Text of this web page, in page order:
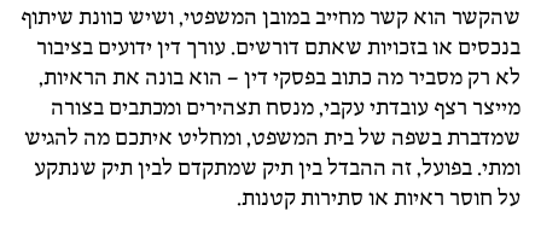
שהקשר הוא קשר מחייב במובן המשפטי, ושיש כוונת שיתוף
בנכסים או בזכויות שאתם דורשים. עורך דין ידועים בציבור
לא רק מסביר מה כתוב בפסקי דין – הוא בונה את הראיות,
מייצר רצף עובדתי עקבי, מנסח תצהירים ומכתבים בצורה
שמדברת בשפה של בית המשפט, ומחליט איתכם מה להגיש
ומתי. בפועל, זה ההבדל בין תיק שמתקדם לבין תיק שנתקע
על חוסר ראיות או סתירות קטנות.